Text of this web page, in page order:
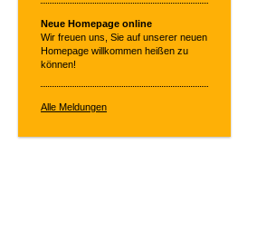
Neue Homepage online
Wir freuen uns, Sie auf unserer neuen
Homepage willkommen heißen zu
können!
Alle Meldungen